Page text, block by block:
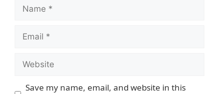
Save my name, email, and website in this